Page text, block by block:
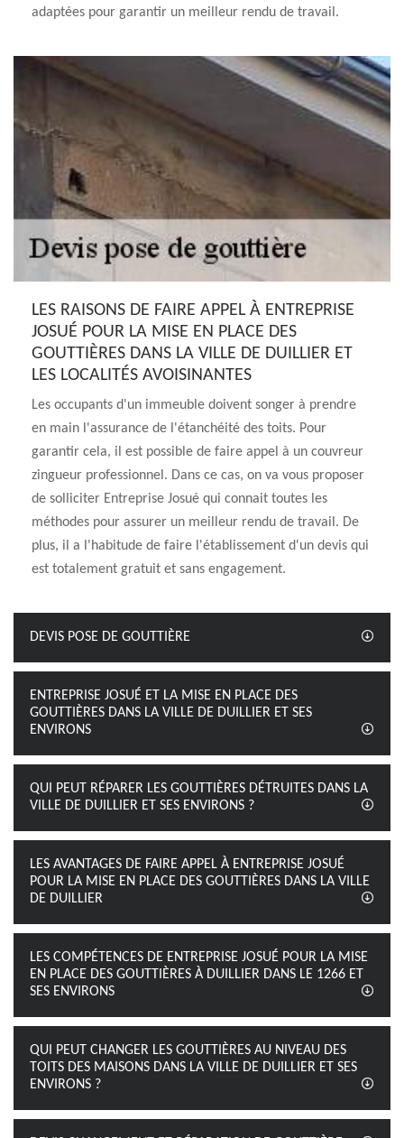
adaptées pour garantir un meilleur rendu de travail.
LES RAISONS DE FAIRE APPEL À ENTREPRISE
JOSUÉ POUR LA MISE EN PLACE DES
GOUTTIÈRES DANS LA VILLE DE DUILLIER ET
LES LOCALITÉS AVOISINANTES
Les occupants d'un immeuble doivent songer à prendre
en main l'assurance de l'étanchéité des toits. Pour
garantir cela, il est possible de faire appel à un couvreur
zingueur professionnel. Dans ce cas, on va vous proposer
de solliciter Entreprise Josué qui connait toutes les
méthodes pour assurer un meilleur rendu de travail. De
plus, il a l'habitude de faire l'établissement d'un devis qui
est totalement gratuit et sans engagement.
DEVIS POSE DE GOUTTIÈRE
ENTREPRISE JOSUÉ ET LA MISE EN PLACE DES
GOUTTIÈRES DANS LA VILLE DE DUILLIER ET SES
ENVIRONS
QUI PEUT RÉPARER LES GOUTTIÈRES DÉTRUITES DANS LA
VILLE DE DUILLIER ET SES ENVIRONS ?
LES AVANTAGES DE FAIRE APPEL À ENTREPRISE JOSUÉ
POUR LA MISE EN PLACE DES GOUTTIÈRES DANS LA VILLE
DE DUILLIER
LES COMPÉTENCES DE ENTREPRISE JOSUÉ POUR LA MISE
EN PLACE DES GOUTTIÈRES À DUILLIER DANS LE 1266 ET
SES ENVIRONS
QUI PEUT CHANGER LES GOUTTIÈRES AU NIVEAU DES
TOITS DES MAISONS DANS LA VILLE DE DUILLIER ET SES
ENVIRONS ?